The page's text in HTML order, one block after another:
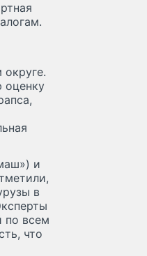
оценку
и
в
по всем
что